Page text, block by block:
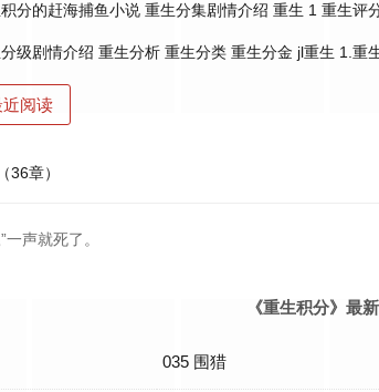
分的赶海捕鱼小说 重生分集剧情介绍 重生 1 重生评
级剧情介绍 重生分析 重生分类 重生分金 jl重生 1.重
阅读
（36章）
声就死了。
《重生积分》最
035 围猎